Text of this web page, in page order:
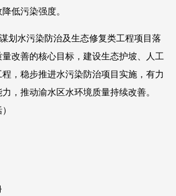
低污染强度。
划水污染防治及生态修复类工程项目落
改善的核心目标，建设生态护坡、人工
，稳步推进水污染防治项目实施，有力
，推动渝水区水环境质量持续改善。